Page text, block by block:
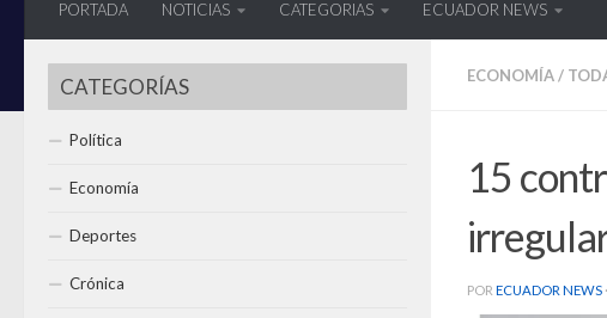
PORTADA NOTICIAS CATEGORIAS ECUADOR NEWS
ECONOMÍA/
15
POR ECUADOR NEWS ·
CATEGORÍAS
Política
Economía
Deportes
Crónica